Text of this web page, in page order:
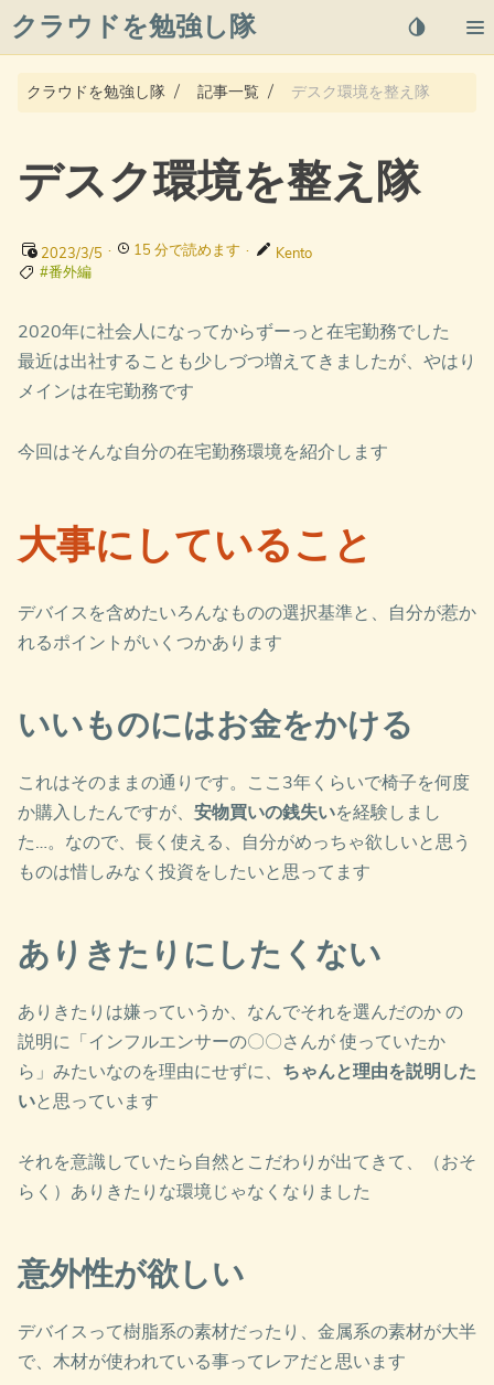
クラウドを勉強し隊
About
Qiita
プライバシーポリシー
タグ
クラウドを勉強し隊 記事一覧 デスク環境を整え隊
デスク環境を整え隊
2023/3/5 · 15 分で読めます ·
Kento
#番外編
2020年に社会人になってからずーっと在宅勤務でした
最近は出社することも少しづつ増えてきましたが、やはり
メインは在宅勤務です
今回はそんな自分の在宅勤務環境を紹介します
大事にしていること
デバイスを含めたいろんなものの選択基準と、自分が惹か
れるポイントがいくつかあります
いいものにはお金をかける
これはそのままの通りです。ここ3年くらいで椅子を何度
か購入したんですが、 安物買いの銭失いを経験しまし
た…。なので、長く使える、自分がめっちゃ欲しいと思う
ものは惜しみなく投資をしたいと思ってます
ありきたりにしたくない
ありきたりは嫌っていうか、なんでそれを選んだのか の
説明に「インフルエンサーの〇〇さんが 使っていたか
ら」みたいなのを理由にせずに、 ちゃんと理由を説明した
いと思っています
それを意識していたら自然とこだわりが出てきて、（おそ
らく）ありきたりな環境じゃなくなりました
意外性が欲しい
デバイスって樹脂系の素材だったり、金属系の素材が大半
で、木材が使われている事ってレアだと思います